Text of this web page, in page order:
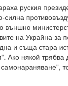
руския
силна
външно
на Украйна за
и съща стара
Ако някой